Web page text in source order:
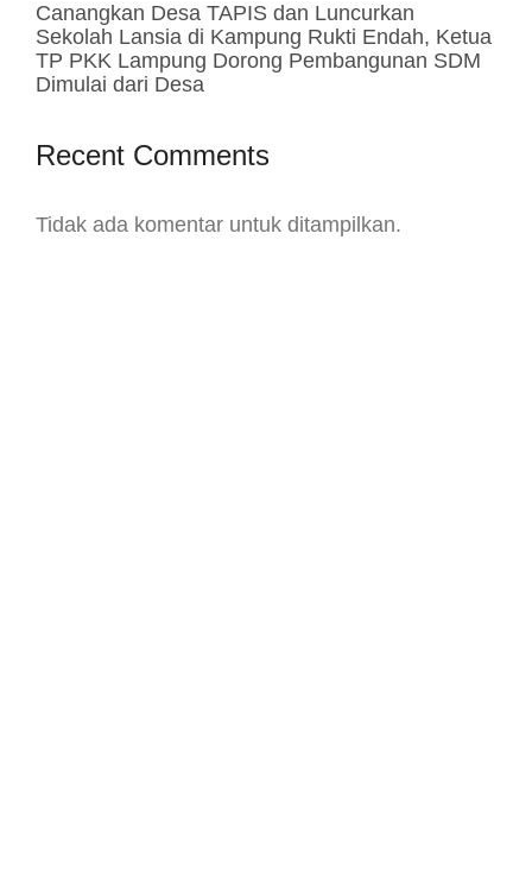
Canangkan Desa TAPIS dan Luncurkan
Sekolah Lansia di Kampung Rukti Endah, Ketua
TP PKK Lampung Dorong Pembangunan SDM
Dimulai dari Desa
Recent Comments
Tidak ada komentar untuk ditampilkan.